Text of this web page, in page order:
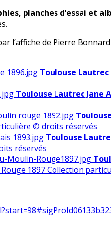
planches d’essai et
l’affiche de Pierre
Toulouse
Toulouse Lautrec Jane
© droits réservés
Toulouse
réservés
1897 Collection